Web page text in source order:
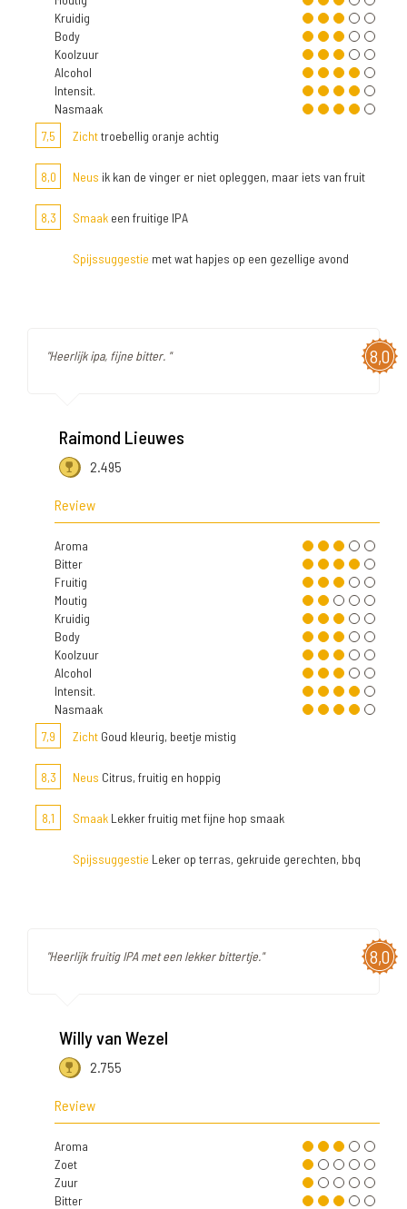
Kruidig
Body
Koolzuur
Alcohol
Intensit.
Nasmaak
7,5
Zichttroebellig oranje achtig
8,0 Neus ik kan de vinger er niet opleggen, maar iets van fruit
8,3 Smaak een fruitige IPA
Spijssuggestie met wat hapjes op een gezellige avond
8,0
"Heerlijk ipa, fijne bitter. "
Raimond Lieuwes
2.495
Review
Aroma
Bitter
Fruitig
Moutig
Kruidig
Body
Koolzuur
Alcohol
Intensit.
Nasmaak
7,9
Zicht Goud kleurig, beetje mistig
8,3 Neus Citrus, fruitig en hoppig
8,1 Smaak Lekker fruitig met fijne hop smaak
Spijssuggestie Leker op terras, gekruide gerechten, bbq
8,0
"Heerlijk fruitig IPA met een lekker bittertje."
Willy van Wezel
2.755
Review
Aroma
Zoet
Zuur
Bitter